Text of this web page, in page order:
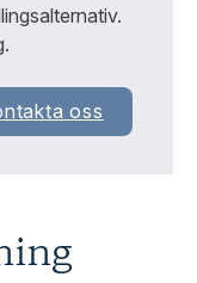
oss